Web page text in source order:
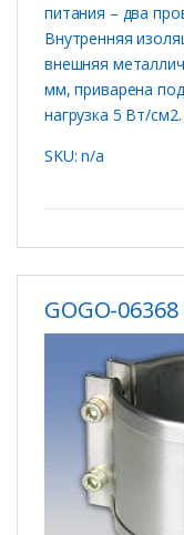
питания – два
Внутренняя
внешняя
мм, приварена
нагрузка 5 Вт/
SKU: n/a
GOGO-